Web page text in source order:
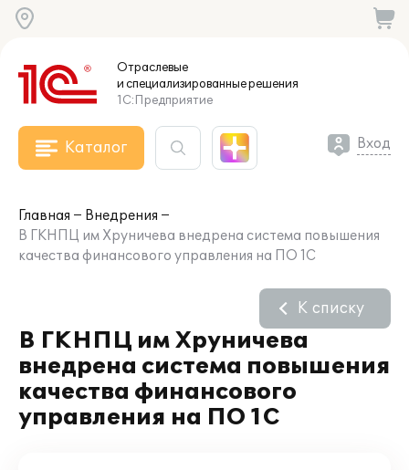
Отраслевые
и специализированныерешения
1С:Предприятие
Каталог Вход
Главная
Внедрения
В ГКНПЦ им Хруничева внедрена система повышения
качества финансового управления на ПО 1С
В ГКНПЦ им Хруничева
внедрена система повышения
качества финансового
управления на ПО 1С
К списку